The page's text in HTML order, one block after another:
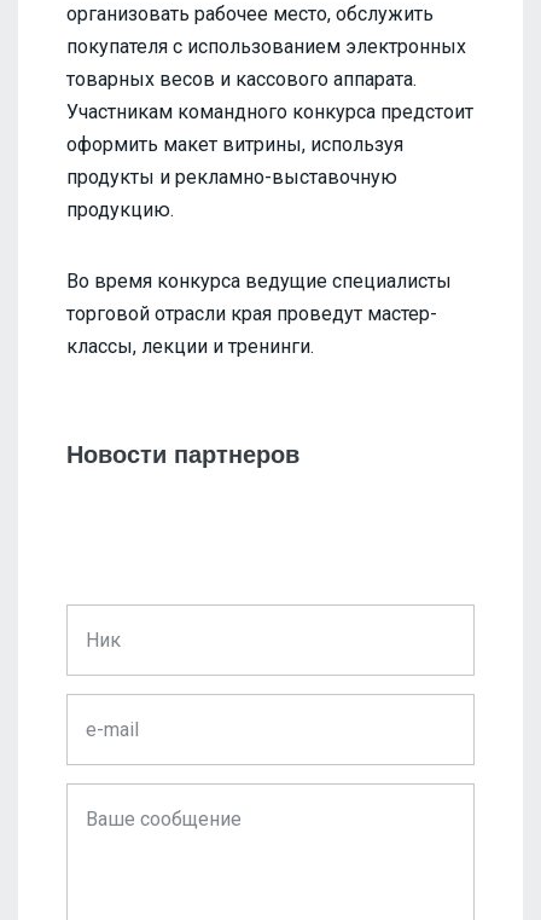
организовать рабочее место, обслужить
покупателя с использованием электронных
товарных весов и кассового аппарата.
Участникам командного конкурса предстоит
оформить макет витрины, используя
продукты и рекламно-выставочную
продукцию.
Во время конкурса ведущие специалисты
торговой отрасли края проведут мастер-
классы, лекции и тренинги.
Новости партнеров